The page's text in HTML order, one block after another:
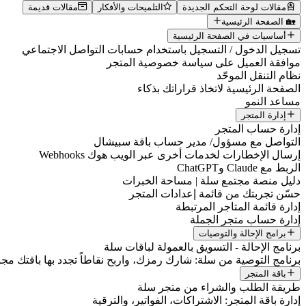
مقالات لوحة التحكم الجديدة التلميحات والأفكار
مقالات قديمة
🏡 الصفحة الرئيسية
أساسيات في الصفحة الرئيسية
تسجيل الدخول / التسجيل باستخدام حسابات التواصل الاجتماعي
موافقة العميل على سياسة خصوصية المتجر
نظام التنقل الموحّد
الصفحة الرئيسية لاتخاذ قراراتك بذكاء
مساعد النمو
إدارة المتجر
إدارة حساب المتجر
التواصل مع مسؤول/ مدير حساب باقة سبيشال
إرسال الإخطارات لخدمات أخرى عبر الويب هوك Webhooks
الربط مع Claude وChatGPT
دليل منصة مجتمع سلة | مساحة الخبرات
حسّن تجربتك من قائمة إعدادات المتجر
إدارة قائمة المتاجر المرتبطة
إدارة حساب متجر الجملة
برامج الإحالة والتوصيات
برنامج الإحالة - التسويق بالعمولة لباقات سلة
برنامج التوصية من سلة: شارك رمزك، واربح نقاطاً تجدد بها باقتك
باقة المتجر
طريقة الطلب والشراء من متجر سلة
إدارة باقة المتجر: الاشتراكات، الفواتير، والترقية